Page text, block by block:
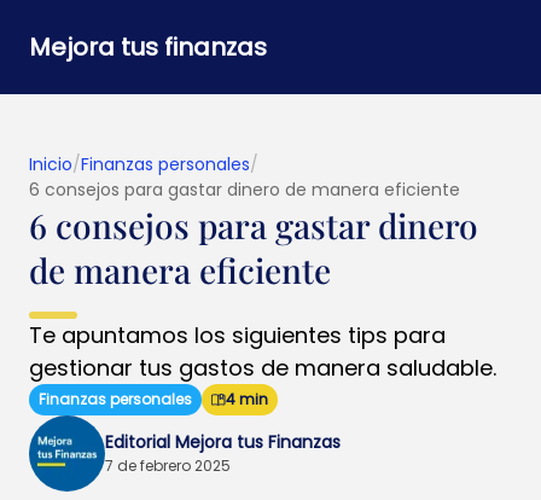
Mejora tus finanzas
Inicio/Finanzas personales/
6 consejos para gastar dinero de manera eficiente
6 consejos para gastar dinero
de manera eficiente
Te apuntamos los siguientes tips para
gestionar tus gastos de manera saludable.
Finanzas personales 4 min
Editorial Mejora tus Finanzas
7 de febrero 2025